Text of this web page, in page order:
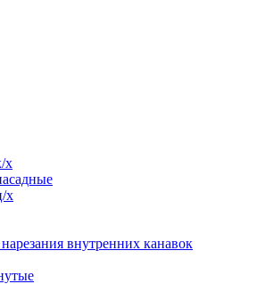
х
х
внутренних канавок